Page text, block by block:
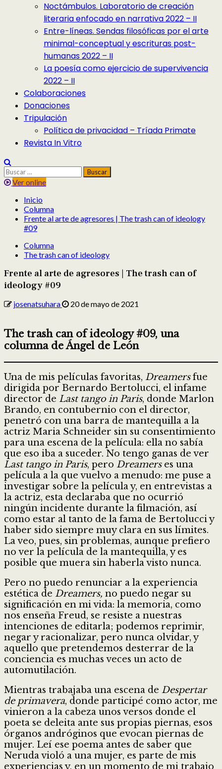
Noctámbulos. Laboratorio de creación
literaria enfocado en narrativa 2022 – II
Entre-líneas. Sendas filosóficas por el arte
minimal-conceptual y escrituras post-
humanas 2022 – II
La poesía como ejercicio de supervivencia
2022 – II
Colaboraciones
Donaciones
Tripulación
Política de privacidad – Tríada Primate
Revista In Vitro
Buscar:
Ver online
Inicio
Columna
Frente al arte de agresores | The trash can of ideology
#09
Columna
The trash can of ideology
Frente al arte de agresores | The trash can of
ideology #09
josenatsuhara 20 de mayo de 2021
The trash can of ideology #09, una
columna de Ángel de León
Una de mis películas favoritas, Dreamersfue
dirigida por Bernardo Bertolucci, el infame
director de Last tango in Paris, donde Marlon
Brando, en contubernio con el director,
penetró con una barra de mantequilla a la
actriz Maria Schneider sin su consentimiento
para una escena de la película: ella no sabía
que eso iba a suceder. No tengo ganas de ver
Last tango in Paris, pero Dreamerses una
película a la que vuelvo a menudo: me puse a
investigar sobre la película y, en entrevistas a
la actriz, esta declaraba que no ocurrió
ningún incidente durante la filmación, así
como estar al tanto de la fama de Bertolucci y
haber sido siempre muy clara en sus límites.
La veo, pues, sin problemas, aunque prefiero
no ver la película de la mantequilla, y es
posible que muera sin haberla visto nunca.
Pero no puedo renunciar a la experiencia
estética de Dreamers, no puedo negar su
significación en mi vida: la memoria, como
nos enseña Freud, se resiste a nuestras
intenciones de editarla; podemos reprimir,
negar y racionalizar, pero nunca olvidar, y
aquello que pretendemos desterrar de la
conciencia es muchas veces un acto de
automutilación.
Mientras trabajaba una escena de Despertar
de primavera, donde participé como actor, me
vinieron a la cabeza unos versos donde el
poeta se deleita ante sus propias piernas, esos
órganos andróginos que evocan piernas de
mujer. Leí ese poema antes de saber que
Neruda violó a una mujer, es parte de mis
experiencias y, en un momento de mi trabajo